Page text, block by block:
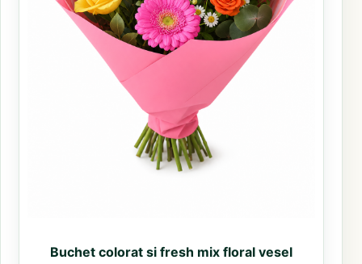
Buchet colorat si fresh mix floral vesel